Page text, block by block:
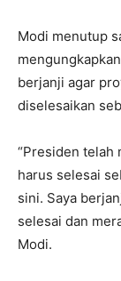
Modi menutup
berjanji agar
diselesaikan
“Presiden telah
harus selesai
sini. Saya
selesai dan
Modi.